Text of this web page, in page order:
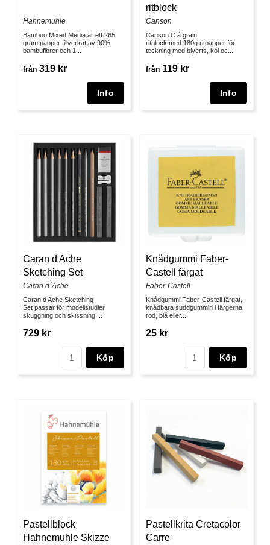
Hahnemuhle
Bamboo Mixed Media är ett 265
gram papper tillverkat av 90%
bambufibrer och 1...
från 319 kr
ritblock
Canson
Canson C á grain
ritblock med 180g ritpapper för
teckning med blyerts, kol oc...
från 119 kr
Caran d Ache
Sketching Set
Caran d´Ache
Caran d Ache Sketching
Set passar för modellstudier,
skuggning och skissning,...
729 kr
Köp
Knådgummi Faber-
Castell färgat
Faber-Castell
Knådgummi Faber-Castell färgat,
knådbara suddgummin i färgerna
röd, blå eller...
25 kr
Köp
Pastellblock
Hahnemuhle Skizze
Pastellkrita Cretacolor
Carre